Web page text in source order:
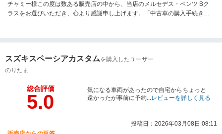
チャミー様この度は数ある販売店の中から、当店のメルセデス・ベンツ Bク
ラスをお選びいただき、心より感謝申し上げます。「中古車の購入手続きは
底いたしました。説明が分かりやすかったとのお言葉をいただき、私共も安
がら高い収納力を持ち、街乗りでも扱いやすい一台です。チャミー様の生活
において、このお車が最高のパートナーとなることを願っております。点検
スズキスペーシアカスタムを購入したユーザー
のりたま
総合評価
5.0
気になる車両があったので自宅からちょっと
遠かったが事前に予約...レビューを詳しく見る
投稿日：2026年03月08日 08:11